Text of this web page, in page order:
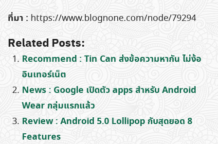
ที่มา : https://www.blognone.com/node/79294
Related Posts:
Recommend : Tin Can ส่งข้อความหากัน ไม่ง้อ
อินเทอร์เน็ต
News : Google เปิดตัว apps สำหรับ Android
Wear กลุ่มแรกแล้ว
Review : Android 5.0 Lollipop กับสุดยอด 8
Features